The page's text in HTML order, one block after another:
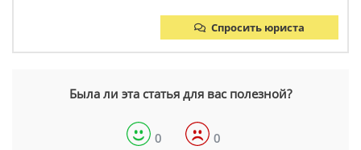
Спросить юриста
Была ли эта статья для вас полезной?
0 0